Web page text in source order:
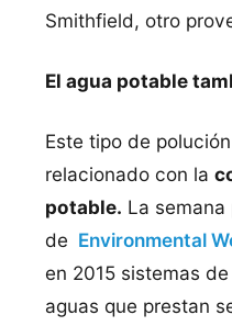
Smithfield, otro
El agua potable
Este tipo de
relacionado con la
potable. La
de Environmental
en 2015 sistemas
aguas que prestan